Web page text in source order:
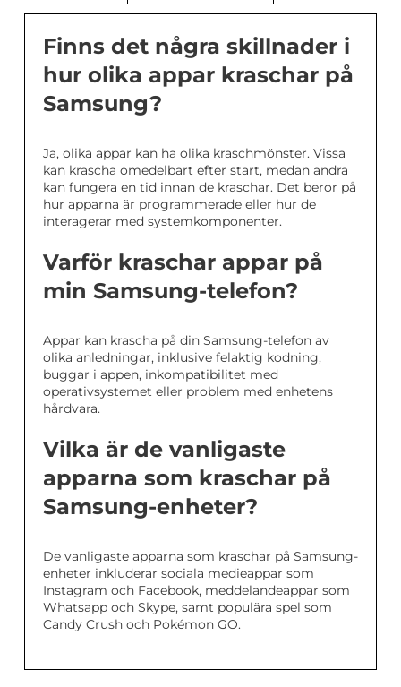
Finns det några skillnader i
hur olika appar kraschar på
Samsung?
Ja, olika appar kan ha olika kraschmönster. Vissa
kan krascha omedelbart efter start, medan andra
kan fungera en tid innan de kraschar. Det beror på
hur apparna är programmerade eller hur de
interagerar med systemkomponenter.
Varför kraschar appar på
min Samsung-telefon?
Appar kan krascha på din Samsung-telefon av
olika anledningar, inklusive felaktig kodning,
buggar i appen, inkompatibilitet med
operativsystemet eller problem med enhetens
hårdvara.
Vilka är de vanligaste
apparna som kraschar på
Samsung-enheter?
De vanligaste apparna som kraschar på Samsung-
enheter inkluderar sociala medieappar som
Instagram och Facebook, meddelandeappar som
Whatsapp och Skype, samt populära spel som
Candy Crush och Pokémon GO.